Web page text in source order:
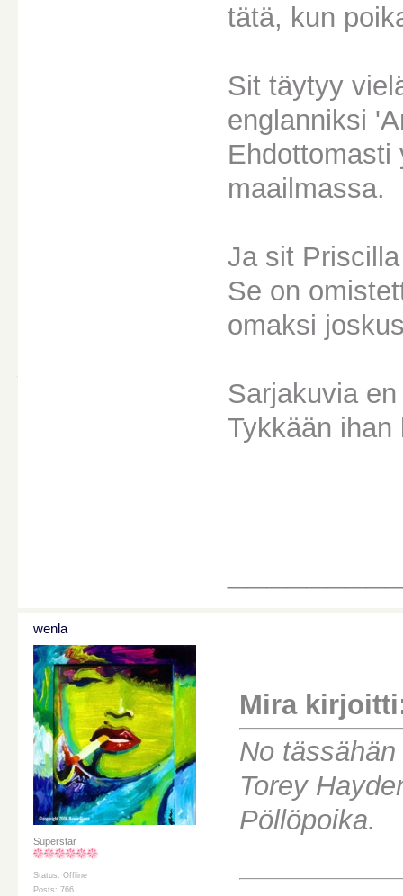
tätä, kun
Sit täytyy
englanniksi
Ehdottomasti
maailmassa.
Ja sit
Se on
omaksi
Sarjakuvia
Tykkään ihan
wenla
Superstar
Status: Offline
Posts: 766
Mira
No
Torey
Pöllöpoika.